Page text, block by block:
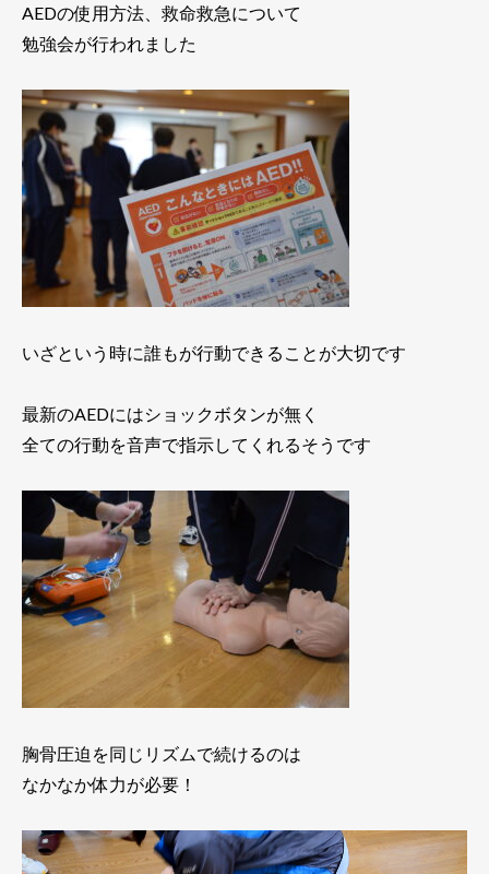
AEDの使用方法、救命救急について
勉強会が行われました
いざという時に誰もが行動できることが大切です
最新のAEDにはショックボタンが無く
全ての行動を音声で指示してくれるそうです
胸骨圧迫を同じリズムで続けるのは
なかなか体力が必要！
動